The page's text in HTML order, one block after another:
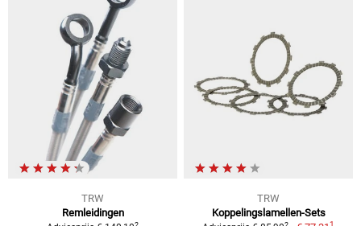
TRW
Remleidingen
TRW
Koppelingslamellen-Sets
1